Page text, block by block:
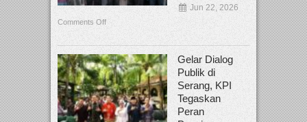
Jun 22, 2026
Comments Off
Gelar Dialog
Publik di
Serang, KPI
Tegaskan
Peran